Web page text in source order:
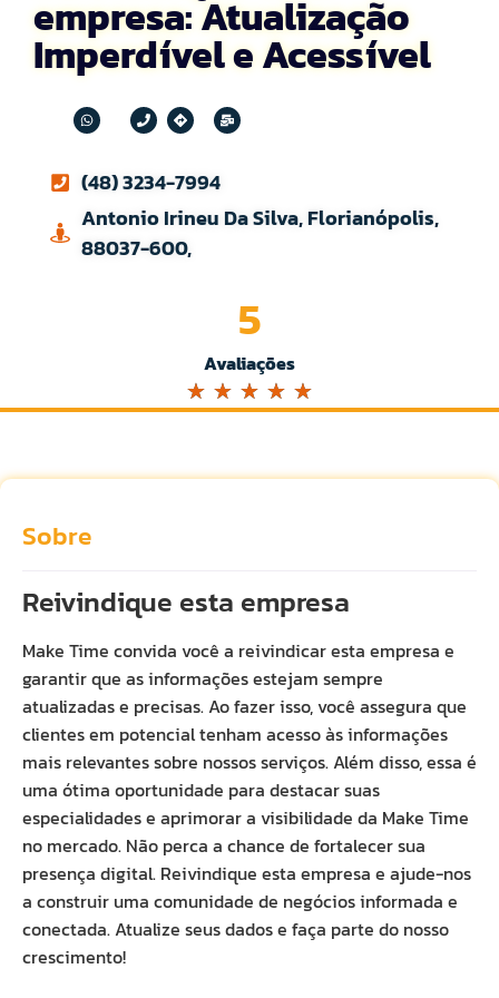
empresa: Atualização
Imperdível e Acessível
(48) 3234-7994
Antonio Irineu Da Silva, Florianópolis,
88037-600,
Avaliações
5
☆ ☆ ☆ ☆ ☆
Sobre
Reivindique esta empresa
Make Time convida você a reivindicar esta empresa e
garantir que as informações estejam sempre
atualizadas e precisas. Ao fazer isso, você assegura que
clientes em potencial tenham acesso às informações
mais relevantes sobre nossos serviços. Além disso, essa é
uma ótima oportunidade para destacar suas
especialidades e aprimorar a visibilidade da Make Time
no mercado. Não perca a chance de fortalecer sua
presença digital. Reivindique esta empresa e ajude-nos
a construir uma comunidade de negócios informada e
conectada. Atualize seus dados e faça parte do nosso
crescimento!